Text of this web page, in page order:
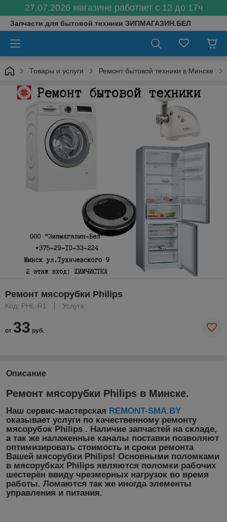
27.07.2026 магазине работает с 12 до 17ч
Запчасти для бытовой техники ЗИПМАГАЗИН.БЕЛ
Товары и услуги Ремонт бытовой техники в Минске
Ремонт мясорубки Philips
Код: PHL-R1 Услуга
от 33 руб.
Описание
Ремонт мясорубки Philips в Минске.
Наш сервис-мастерская REMONT-SMA.BY
оказывает услуги по качественному ремонту
мясорубок Philips . Наличие запчастей на складе,
а так же налаженные каналы поставки позволяют
оптимизировать стоимость и сроки ремонта
Вашей мясорубки Philips! Основными поломками
в мясорубках Philips являются поломки рабочих
шестерён ввиду чрезмерных нагрузок во время
работы. Ломаются так же иногда элементы
управления и питания.